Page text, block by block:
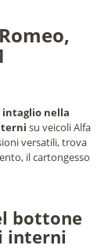
intaglio nella
su veicoli Alfa
versatili, trova
il cartongesso
bottone
interni